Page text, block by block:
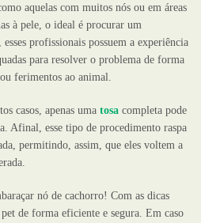
aquelas com muitos nós ou em áreas
à pele, o ideal é procurar um
profissionais possuem a experiência
para resolver o problema de forma
ferimentos ao animal.
casos, apenas uma tosa completa pode
Afinal, esse tipo de procedimento raspa
permitindo, assim, que eles voltem a
nó de cachorro! Com as dicas
de forma eficiente e segura. Em caso